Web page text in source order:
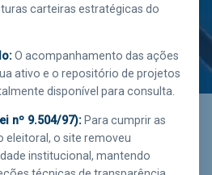
carteiras estratégicas do
O acompanhamento das ações
ativo e o repositório de projetos
disponível para consulta.
nº 9.504/97):Para cumprir as
eleitoral, o site removeu
institucional, mantendo
Saiba mais